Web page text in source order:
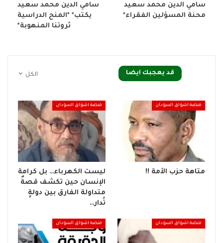
سامي الدين محمد سعيد
محنة المسؤلين الفقراء*
سامي الدين محمد سعيد
يكتب* *المنح الدراسية
ثروتنا المنهوبة*
الكل قد يعجبك ايضا
منصة اشواق السودان
متاهة حزب الأمة !!
منصة اشواق السودان
ليست الكهرباء… بل كرامة
الإنسان حين تكشف قصةٌ
متداولة الفارق بين دولةٍ
تُدار…
منصة اشواق السودان منصة اشواق السودان